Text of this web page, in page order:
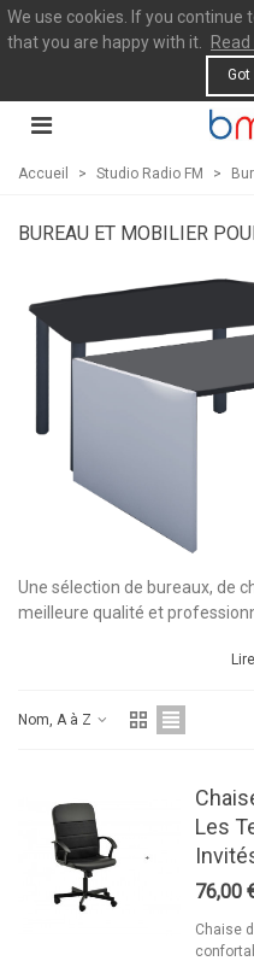
We use cookies. If you continue
that you are happy with it.
Got
Accueil > Studio Radio FM >
BUREAU ET MOBILIER
Une sélection de bureaux, de
meilleure qualité et
Nom, A à Z
Les
76,00
Chaise